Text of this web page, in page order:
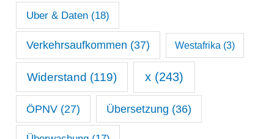
Uber & Daten(18)
Verkehrsaufkommen (37) Westafrika (3)
Widerstand (119) x(243)
ÖPNV(27) Übersetzung (36)